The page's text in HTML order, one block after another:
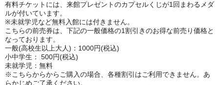
有料チケットには、来館プレゼントのカプセルくじが1回まわるメダ
ルが付いています。
※未就学児など無料入館には付きません。
こちらの前売券は、下記の一般価格の1割引きのお得な前売り価格と
なっております。
一般(高校生以上大人)：1000円(税込)
小中学生： 500円(税込)
未就学児：無料
※こちらからからご購入の場合、各種割引はご利用できません。 あ
らかじめご了承ください。